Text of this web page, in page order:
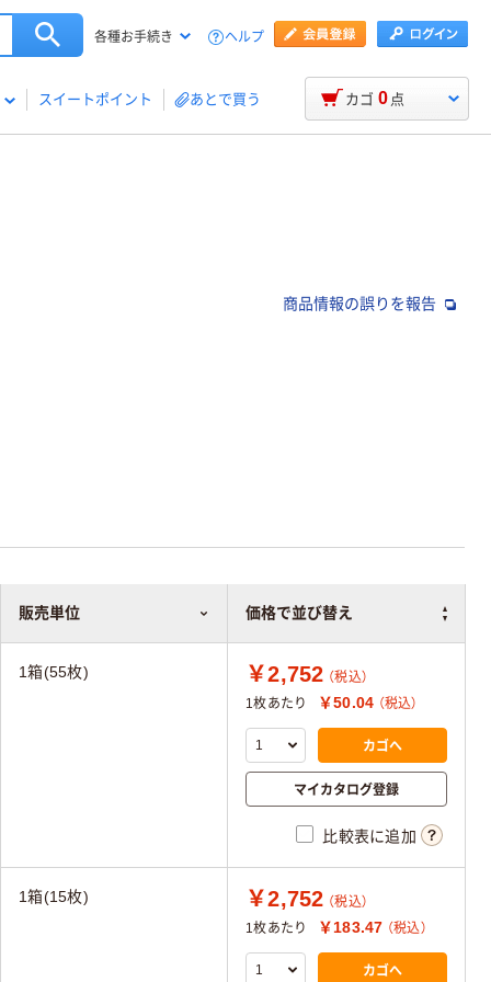
各種お手続き ヘルプ
スイートポイント あとで買う カゴ 0 点
商品情報の誤りを報告
販売単位 価格で並び替え
1箱(55枚) ￥2,752 （税込）
1枚あたり
￥50.04 （税込）
カゴへ
マイカタログ登録
比較表に追加
1箱(15枚) ￥2,752 （税込）
1枚あたり
￥183.47 （税込）
カゴへ